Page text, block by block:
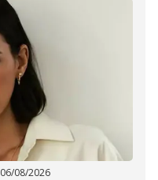
06/08/2026